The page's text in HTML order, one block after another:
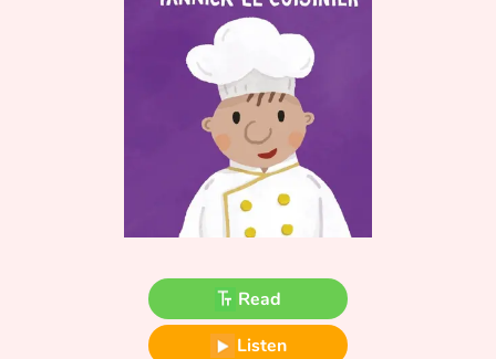
Tales and classics in french
Fable, myth, literature and poetry
Princesses and princes, kings, queens and dragons
Heroines and Heroes
Read
Listen